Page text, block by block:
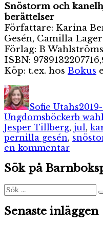
Snöstorm och
berättelser
Författare: Karina
Gesén, Camilla
Förlag: B
ISBN:
Köp: t.ex. hos Bokus
Författare
Sofie Utahs2019-
Ungdomsböckerb
Jesper Tillberg, jul,
pernilla gesén,
en kommentartill
och
Sök på
Sök
efter:
Senaste inläggen